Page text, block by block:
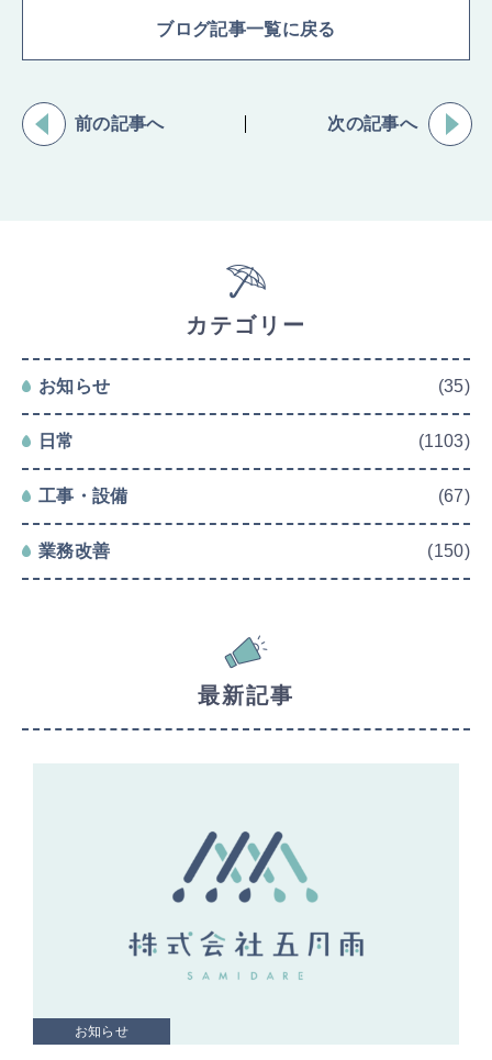
ブログ記事一覧に戻る
前の記事へ 次の記事へ
カテゴリー
お知らせ (35)
日常 (1103)
工事・設備 (67)
業務改善 (150)
最新記事
お知らせ